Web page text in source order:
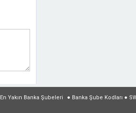
● Banka Şube Kodları ●
En Yakın Banka Şubeleri